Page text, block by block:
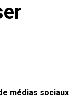
médias sociaux